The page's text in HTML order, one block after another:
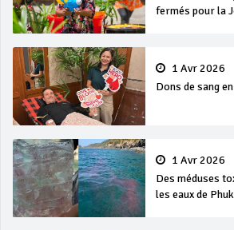
fermés pour la
1 Avr 2026
Dons de sang
1 Avr 2026
Des méduses
les eaux de